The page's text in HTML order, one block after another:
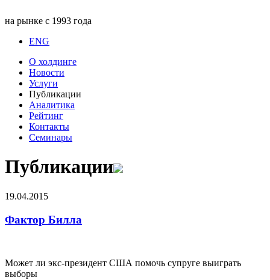
на рынке с 1993 года
ENG
О холдинге
Новости
Услуги
Публикации
Аналитика
Рейтинг
Контакты
Семинары
Публикации
19.04.2015
Фактор Билла
Может ли экс-президент США помочь супруге выиграть
выборы